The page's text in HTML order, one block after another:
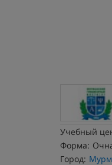
Учебный
Форма:
Город: